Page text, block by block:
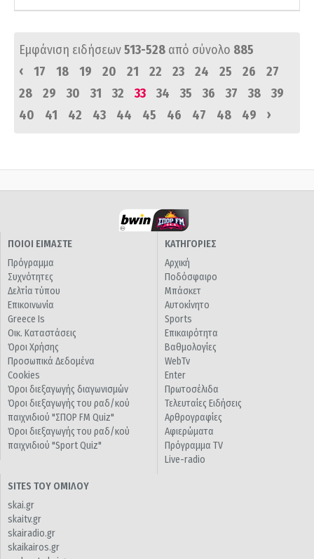
Εμφάνιση ειδήσεων513-528 από σύνολο 885
‹
17 18 19 20 21 22 23 24 25 26
27
28
29 30 31 32 33 34 35 36 37 38
39
40
41 42 43 44 45 46 47 48 49 ›
ΠΟΙΟΙ ΕΙΜΑΣΤΕ
Πρόγραμμα
Συχνότητες
Δελτία τύπου
Επικοινωνία
Greece Is
Οικ. Καταστάσεις
Όροι Χρήσης
Προσωπικά Δεδομένα
Cookies
Όροι διεξαγωγής διαγωνισμών
Όροι διεξαγωγής του ραδ/κού
παιχνιδιού "ΣΠΟΡ FM Quiz"
Όροι διεξαγωγής του ραδ/κού
παιχνιδιού "Sport Quiz"
ΚΑΤΗΓΟΡΙΕΣ
Αρχική
Ποδόσφαιρο
Μπάσκετ
Αυτοκίνητο
Sports
Επικαιρότητα
Βαθμολογίες
WebTv
Enter
Πρωτοσέλιδα
Τελευταίες Ειδήσεις
Αρθρογραφίες
Αφιερώματα
Πρόγραμμα TV
Live-radio
SITES ΤΟΥ ΟΜΙΛΟΥ
skai.gr
skaitv.gr
skairadio.gr
skaikairos.gr